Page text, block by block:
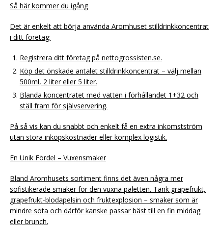
Så här kommer du igång
Det är enkelt att börja använda Aromhuset stilldrinkkoncentrat
i ditt företag:
Registrera ditt företag på nettogrossisten.se.
Köp det önskade antalet stilldrinkkoncentrat – välj mellan
500ml, 2 liter eller 5 liter.
Blanda koncentratet med vatten i förhållandet 1+32 och
ställ fram för självservering.
På så vis kan du snabbt och enkelt få en extra inkomstström
utan stora inköpskostnader eller komplex logistik.
En Unik Fördel – Vuxensmaker
Bland Aromhusets sortiment finns det även några mer
sofistikerade smaker för den vuxna paletten. Tänk grapefrukt,
grapefrukt-blodapelsin och fruktexplosion – smaker som är
mindre söta och därför kanske passar bäst till en fin middag
eller brunch.